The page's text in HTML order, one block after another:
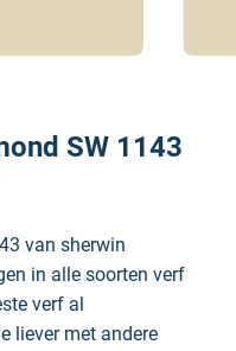
SW 1143
van sherwin
in alle soorten verf
verf al
liever met andere